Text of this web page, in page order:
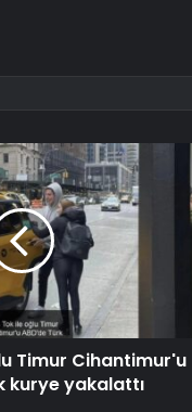
Timur Cihantimur'u
kurye yakalattı